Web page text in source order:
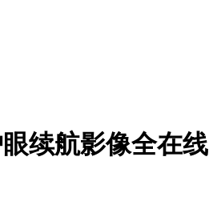
续航影像全在线